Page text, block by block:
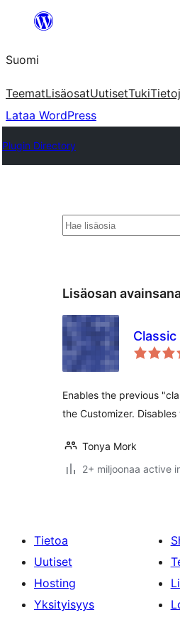
Suomi
TeematLisäosatUutisetTuki
Lataa WordPress
Plugin Directory
Etsi
Lisäosan
Enables the previous
the Customizer.
Tonya Mork
2+ miljoonaa active
Tietoa
Uutiset
Hosting
Yksityisyys